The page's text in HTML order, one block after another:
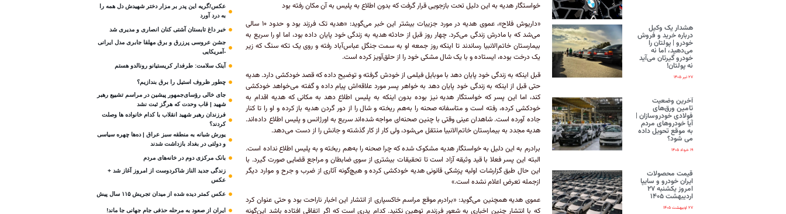
هشدار یک وکیل
درباره خرید و فروش
خودرو | پولتان را
می‌دهید، اما نه
خودرو گیرتان می‌آید
نه پولتان!
۲۷ تیر ۱۴۰۵
آخرین وضعیت
تامین ورق‌های
فولادی خودروسازان |
آیا خودروهای مردم
به موقع تحویل داده
می شود؟
۱۹ خرداد ۱۴۰۵
قیمت محصولات
ایران‌ خودرو و سایپا
امروز یکشنبه ۲۷
اردیبهشت ۱۴۰۵
۲۷ اردیبهشت ۱۴۰۵
خواستگار هدیه به این دلیل تحت بازجویی قرار گرفت که بدون اطلاع به پلیس به آن مکان رفته بود
«داریوش فلاح»، عموی هدیه در مورد جزییات بیشتر این خبر می‌گوید: «هدیه تک فرزند بود و حدود ۱۰ سالی
می‌شد که با مادرش زندگی می‌کرد. چهار روز قبل از حادثه هدیه به زندگی خود پایان داده بود، اما او را سریع به
بیمارستان خاتم‌الانبیا رساندند تا اینکه روز جمعه او به سمت جنگل عباس‌آباد رفته و روی یک تکه سنگ که زیر
یک درخت بوده، ایستاده و با یک شال مشکی خود را از حلق‌آویز کرده است.
قبل اینکه به زندگی خود پایان دهد با موبایل فیلمی از خودش گرفته و توضیح داده که قصد خودکشی دارد. هدیه
حتی قبل از اینکه به زندگی خود پایان دهد به خواهر پسر مورد علاقه‌اش پیام داده و گفته می‌خواهد خودکشی
کند، اما این پسر که خواستگار هدیه نیز بوده بدون اینکه به پلیس اطلاع دهد به مکانی که هدیه اقدام به
خودکشی کرده، رفته است و متاسفانه صحنه را به‌هم ریخته و شال را از دور گردن هدیه باز کرده و او را تا کنار
جاده آورده است. شاهدان عینی وقتی با چنین صحنه‌ای مواجه شده‌اند سریع به اورژانس و پلیس اطلاع داده‌اند.
هدیه مجدد به بیمارستان خاتم‌الانبیا منتقل می‌شود، ولی کار از کار گذشته و جانش را از دست می‌دهد.
برادرم به این دلیل به خواستگار هدیه مشکوک شده که چرا صحنه را به‌هم ریخته و به پلیس اطلاع نداده است.
البته این پسر فعلا با قید وثیقه آزاد است تا تحقیقات بیشتری از سوی ضابطان و مراجع قضایی صورت گیرد. با
این حال طبق گزارشات اولیه پزشکی قانونی هدیه خودکشی کرده و هیچ‌گونه آثاری از ضرب و جرح و موارد دیگر
ازجمله تعرض اعلام نشده است.»
عموی هدیه همچنین می‌گوید: «برادرم موقع مراسم خاکسپاری از انتشار این اخبار ناراحت بود و حتی عنوان کرد
که با انتشار چنین اخباری به شعور فرزندم توهین نکنید. کدام پدری است که اگر اتفاقی افتاده باشد این‌گونه
عکس/گریه این پدر بر مزار دختر شهیدش دل همه را
به درد آورد
خبر داغ تابستان آشتی کنان انصاری و مدیری شد
جشن عروسی پرزرق و برق مهلقا جابری مدل ایرانی
-آمریکایی
آیتک سلامت: طرفدار کریستیانو رونالدو هستم
چطور ظروف استیل را برق بندازیم؟
جای خالی رؤسای‌جمهور پیشین در مراسم تشییع رهبر
شهید | قاب وحدت که هرگز ثبت نشد
فرزندان رهبر شهید انقلاب با کدام خانواده ها وصلت
کردند؟
یورش شبانه به منطقه سبز عراق | ده‌ها چهره سیاسی
و دولتی در بغداد بازداشت شدند
بانک مرکزی دوم در خانه‌های مردم
زندگی جدید الناز شاکردوست از امروز آغاز شد +
عکس
عکس کمتر دیده شده از میدان تجریش ۱۱۵ سال پیش
ایران از صعود به مرحله حذفی جام جهانی جا ماند!